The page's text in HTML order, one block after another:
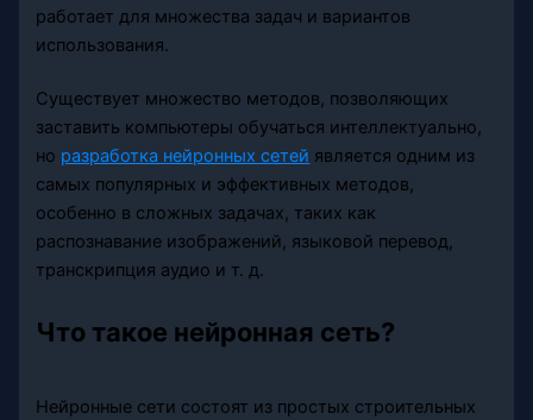
работает для множества задач и вариантов
использования.
Существует множество методов, позволяющих
заставить компьютеры обучаться интеллектуально,
но разработка нейронных сетей является одним из
самых популярных и эффективных методов,
особенно в сложных задачах, таких как
распознавание изображений, языковой перевод,
транскрипция аудио и т. д.
Что такое нейронная сеть?
Нейронные сети состоят из простых строительных